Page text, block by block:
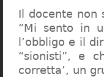
Il docente non
“Mi sento in
l’obbligo e il
“sionisti”, e
corretta’, un